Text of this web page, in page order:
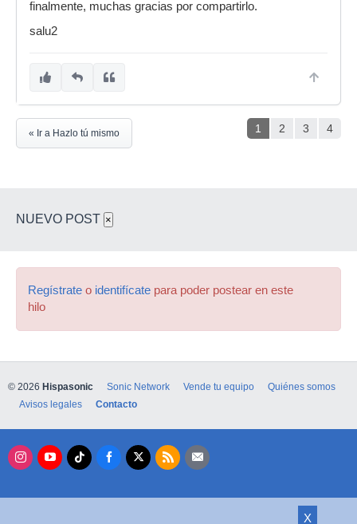
finalmente, muchas gracias por compartirlo.
salu2
1 2 3 4
« Ir a Hazlo tú mismo
NUEVO POST ×
Regístrate o identifícate para poder postear en este
hilo
X
© 2026 Hispasonic Sonic Network Vende tu equipo
Quiénes somos
Avisos legales
Contacto